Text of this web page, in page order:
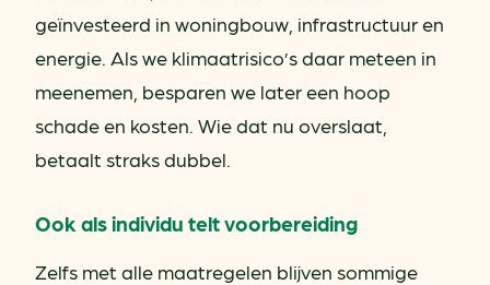
geïnvesteerd in woningbouw, infrastructuur en
energie. Als we klimaatrisico’s daar meteen in
meenemen, besparen we later een hoop
schade en kosten. Wie dat nu overslaat,
betaalt straks dubbel.
Ook als individu telt voorbereiding
Zelfs met alle maatregelen blijven sommige